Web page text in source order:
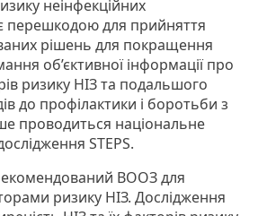
неінфекційних
перешкодою для прийняття
рішень для покращення
об’єктивної інформації про
ризику НІЗ та подальшого
до профілактики і боротьби з
проводиться національне
STEPS.
рекомендований ВООЗ для
ризику НІЗ. Дослідження